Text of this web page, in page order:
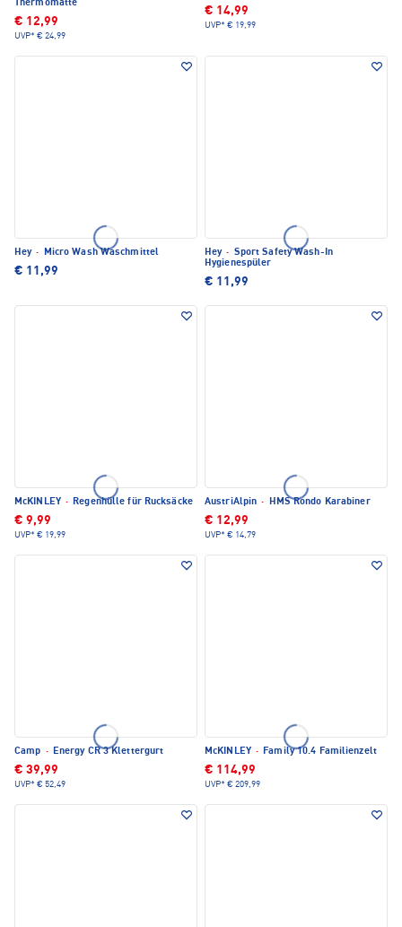
Thermomatte
€ 12,99
UVP* € 24,99
€ 14,99
UVP* € 19,99
Hey · Micro Wash Waschmittel
€ 11,99
Hey · Sport Safety Wash-In
Hygienespüler
€ 11,99
McKINLEY · Regenhülle für Rucksäcke
€ 9,99
UVP* € 19,99
AustriAlpin · HMS Rondo Karabiner
€ 12,99
UVP* € 14,79
Camp · Energy CR 3 Klettergurt
€ 39,99
UVP* € 52,49
McKINLEY · Family 10.4 Familienzelt
€ 114,99
UVP* € 209,99